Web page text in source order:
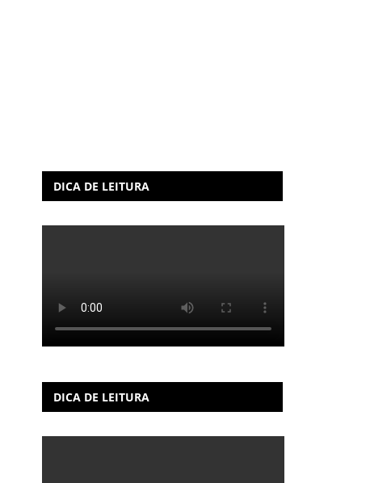
DICA DE LEITURA
DICA DE LEITURA